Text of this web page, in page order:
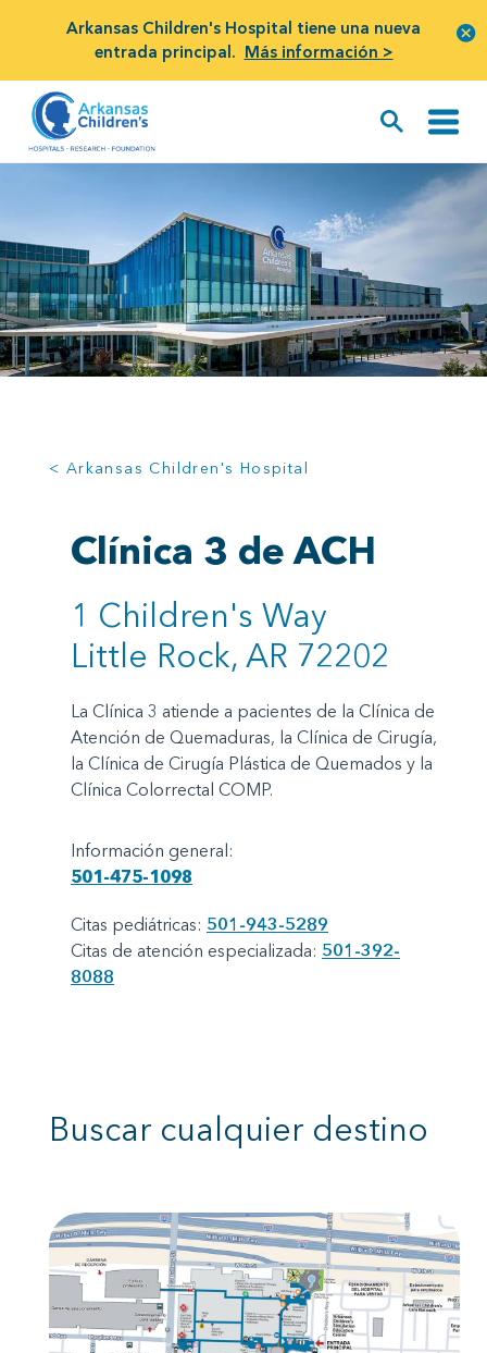
Arkansas Children's Hospital tiene una nueva
entrada principal. Más información >
< Arkansas Children's Hospital
Clínica 3 de ACH
1 Children's Way
Little Rock, AR 72202
La Clínica 3 atiende a pacientes de la Clínica de
Atención de Quemaduras, la Clínica de Cirugía,
la Clínica de Cirugía Plástica de Quemados y la
Clínica Colorrectal COMP.
Información general:
501-475-1098
Citas pediátricas: 501-943-5289
Citas de atención especializada: 501-392-
8088
Buscar cualquier destino